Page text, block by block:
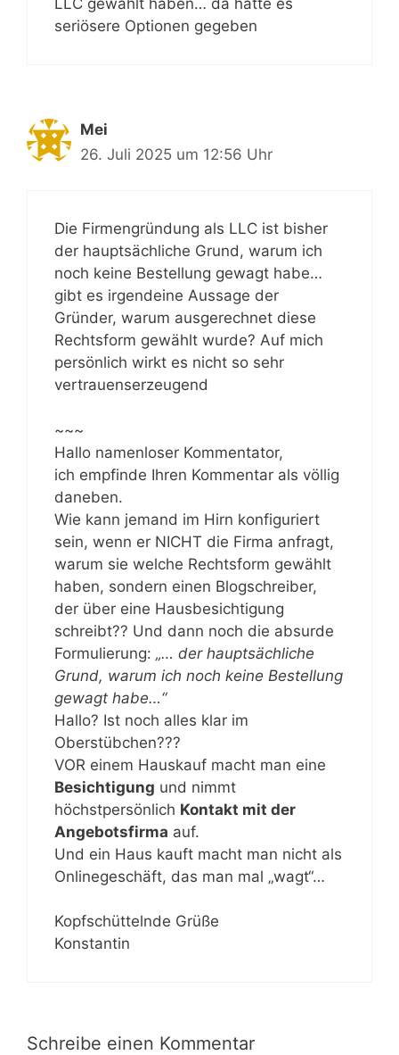
seriösere Optionen gegeben
Mei
26. Juli 2025 um 12:56 Uhr
Die Firmengründung als LLC ist bisher
der hauptsächliche Grund, warum ich
noch keine Bestellung gewagt habe…
gibt es irgendeine Aussage der
Gründer, warum ausgerechnet diese
Rechtsform gewählt wurde? Auf mich
persönlich wirkt es nicht so sehr
vertrauenserzeugend
~~~
Hallo namenloser Kommentator,
ich empfinde Ihren Kommentar als völlig
daneben.
Wie kann jemand im Hirn konfiguriert
sein, wenn er NICHT die Firma anfragt,
warum sie welche Rechtsform gewählt
haben, sondern einen Blogschreiber,
der über eine Hausbesichtigung
schreibt?? Und dann noch die absurde
Formulierung: „… der hauptsächliche
Grund, warum ich noch keine Bestellung
gewagt habe…“
Hallo? Ist noch alles klar im
Oberstübchen???
VOR einem Hauskauf macht man eine
Besichtigung und nimmt
höchstpersönlich Kontakt mit der
Angebotsfirma auf.
Und ein Haus kauft macht man nicht als
Onlinegeschäft, das man mal „wagt“…
Kopfschüttelnde Grüße
Konstantin
Schreibe einen Kommentar